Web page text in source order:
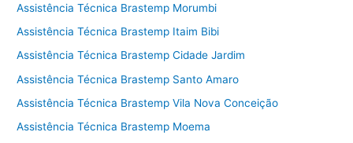
Assistência Técnica Brastemp Morumbi
Assistência Técnica Brastemp Itaim Bibi
Assistência Técnica Brastemp Cidade Jardim
Assistência Técnica Brastemp Santo Amaro
Assistência Técnica Brastemp Vila Nova Conceição
Assistência Técnica Brastemp Moema